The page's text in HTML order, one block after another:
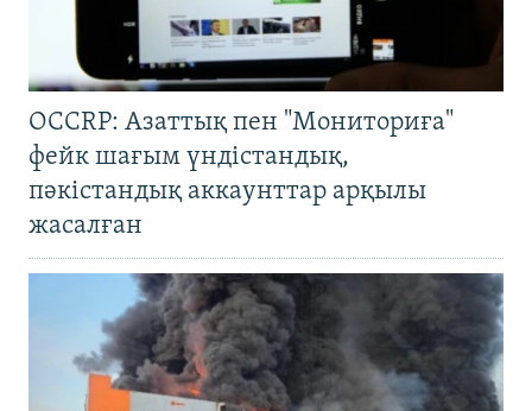
OCCRP: Азаттық пен "Мониториға"
фейк шағым үндістандық,
пәкістандық аккаунттар арқылы
жасалған